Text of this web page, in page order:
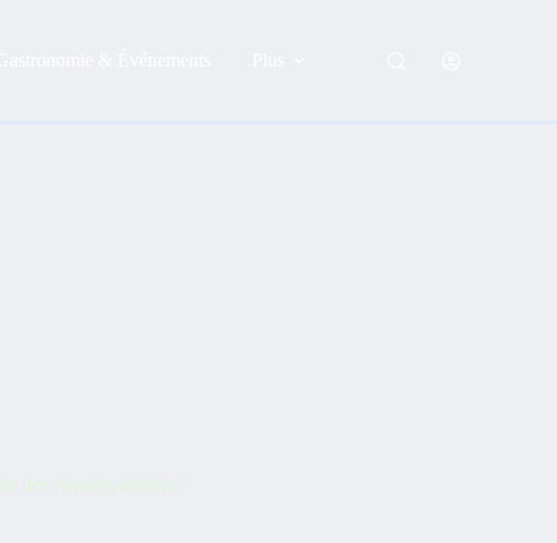
des voyages aériens."